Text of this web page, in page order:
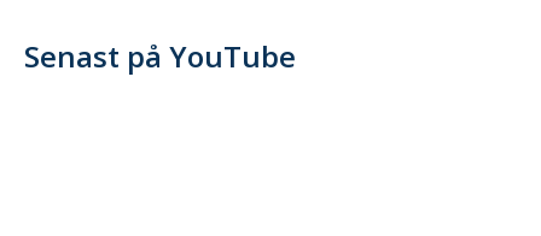
Senast på YouTube